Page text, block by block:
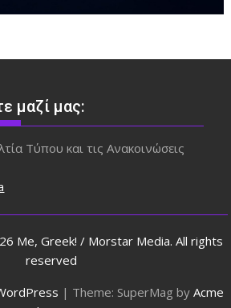
μαζί μας:
Τύπου και τις Ανακοινώσεις
Me, Greek! / Morstar Media. All rights
reserved
| Theme: SuperMag by Acme